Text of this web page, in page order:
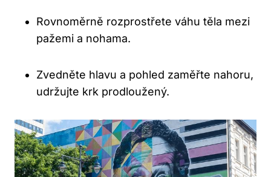
Rovnoměrně rozprostřete váhu těla mezi
pažemi a nohama.
Zvedněte hlavu a pohled zaměřte nahoru,
udržujte krk prodloužený.